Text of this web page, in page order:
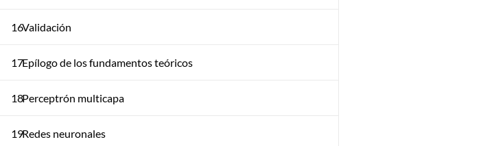
16Validación
17Epílogo de los fundamentos teóricos
18Perceptrón multicapa
19Redes neuronales